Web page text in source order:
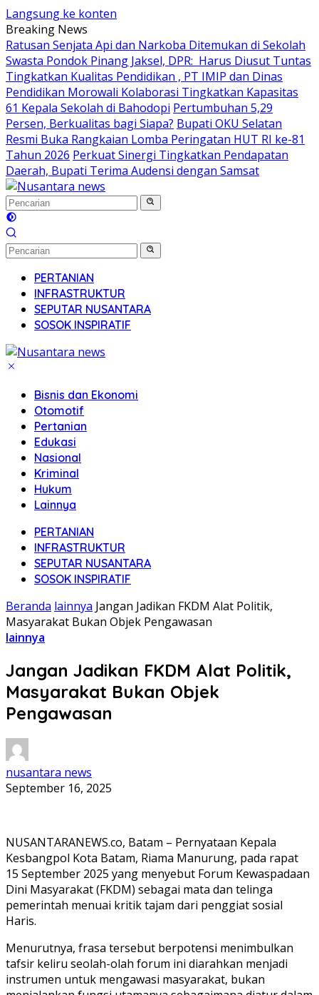
Langsung ke konten
Breaking News
Ratusan Senjata Api dan Narkoba Ditemukan di Sekolah
Swasta Pondok Pinang Jaksel, DPR: Harus Diusut Tuntas
Tingkatkan Kualitas Pendidikan , PT IMIP dan Dinas
Pendidikan Morowali Kolaborasi Tingkatkan Kapasitas
61 Kepala Sekolah di Bahodopi Pertumbuhan 5,29
Persen, Berkualitas bagi Siapa? Bupati OKU Selatan
Resmi Buka Rangkaian Lomba Peringatan HUT RI ke-81
Tahun 2026 Perkuat Sinergi Tingkatkan Pendapatan
Daerah, Bupati Terima Audensi dengan Samsat
PERTANIAN
INFRASTRUKTUR
SEPUTAR NUSANTARA
SOSOK INSPIRATIF
Bisnis dan Ekonomi
Otomotif
Pertanian
Edukasi
Nasional
Kriminal
Hukum
Lainnya
PERTANIAN
INFRASTRUKTUR
SEPUTAR NUSANTARA
SOSOK INSPIRATIF
Beranda lainnya Jangan Jadikan FKDM Alat Politik,
Masyarakat Bukan Objek Pengawasan
lainnya
Jangan Jadikan FKDM Alat Politik,
Masyarakat Bukan Objek
Pengawasan
nusantara news
September 16, 2025
NUSANTARANEWS.co, Batam – Pernyataan Kepala
Kesbangpol Kota Batam, Riama Manurung, pada rapat
15 September 2025 yang menyebut Forum Kewaspadaan
Dini Masyarakat (FKDM) sebagai mata dan telinga
pemerintah menuai kritik tajam dari penggiat sosial
Haris.
Menurutnya, frasa tersebut berpotensi menimbulkan
tafsir keliru seolah-olah forum ini diarahkan menjadi
instrumen untuk mengawasi masyarakat, bukan